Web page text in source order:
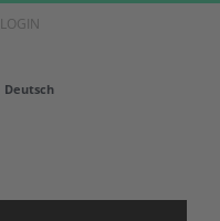
LOGIN
Deutsch